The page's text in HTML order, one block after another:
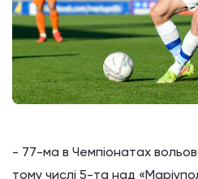
- 77-ма в Чемпіонатах
тому числі 5-та над